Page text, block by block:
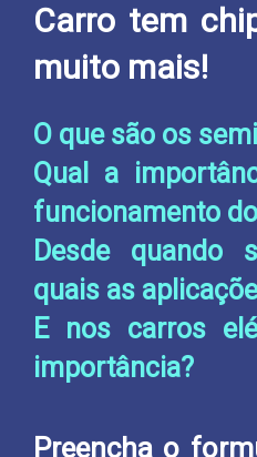
Carro tem
muito mais!
O que são os
Qual a
funcionamento
Desde quando
quais as
E nos carros
importância?
Preencha o